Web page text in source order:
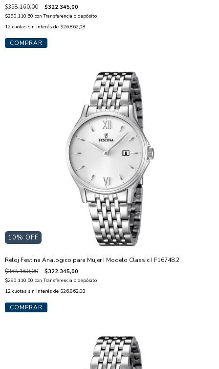
$358.160,00 $322.345,00
$290.110,50 con Transferencia o depósito
12 cuotas sin interés de $26.862,08
10% OFF
Reloj Festina Analogico para Mujer I Modelo Classic I F16748.2
$358.160,00 $322.345,00
$290.110,50 con Transferencia o depósito
12 cuotas sin interés de $26.862,08